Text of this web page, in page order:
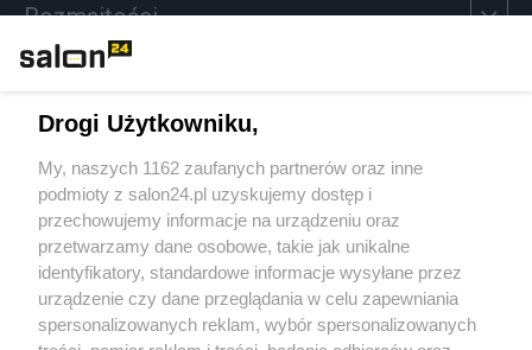
Rozmaitości
Sport
Społeczeństwo
Kultura
Drogi Użytkowniku,
My, naszych 1162 zaufanych partnerów oraz inne
podmioty z salon24.pl uzyskujemy dostęp i
przechowujemy informacje na urządzeniu oraz
przetwarzamy dane osobowe, takie jak unikalne
identyfikatory, standardowe informacje wysyłane przez
urządzenie czy dane przeglądania w celu zapewniania
spersonalizowanych reklam, wybór spersonalizowanych